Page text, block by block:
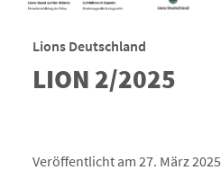
Lions Deutschland
LION 2/2025
Veröffentlicht am 27. März 2025